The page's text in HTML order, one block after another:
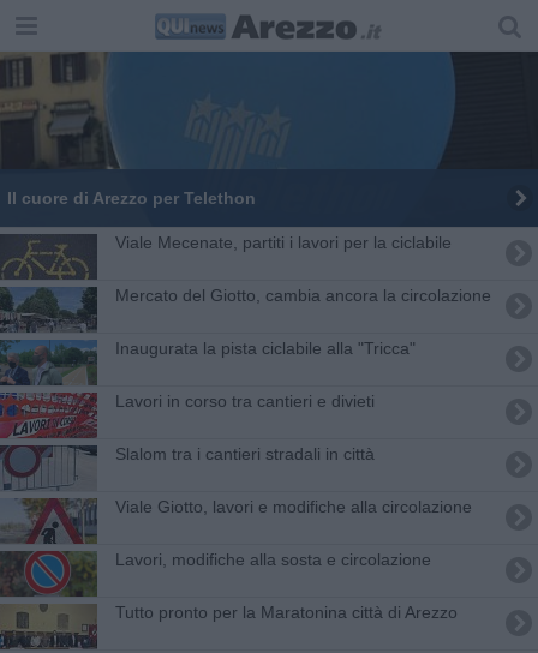
Il cuore di Arezzo per Telethon
Viale Mecenate, partiti i lavori per la ciclabile
Mercato del Giotto, cambia ancora la circolazione
Inaugurata la pista ciclabile alla "Tricca"
​Lavori in corso tra cantieri e divieti
Slalom tra i cantieri stradali in città
Viale Giotto, lavori e modifiche alla circolazione
Lavori, modifiche alla sosta e circolazione
Tutto pronto per la Maratonina città di Arezzo